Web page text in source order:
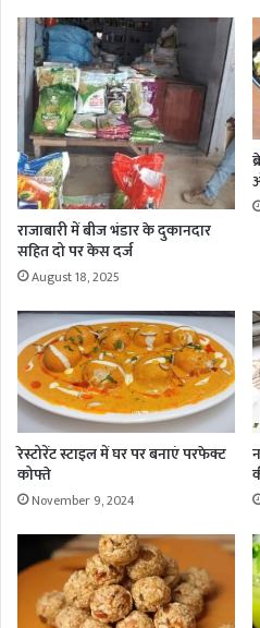
राजाबारी में बीज भंडार के दुकानदार
सहित दो पर केस दर्ज
August 18, 2025
रेस्टोरेंट स्टाइल में घर पर बनाएं परफेक्ट
कोफ्ते
November 9, 2024